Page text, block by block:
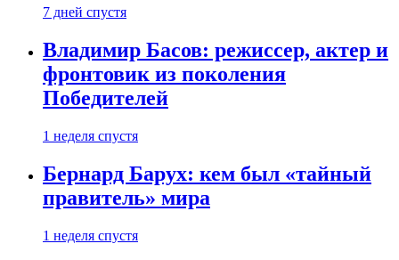
7 дней спустя
Владимир Басов: режиссер, актер и
фронтовик из поколения
Победителей
1 неделя спустя
Бернард Барух: кем был «тайный
правитель» мира
1 неделя спустя